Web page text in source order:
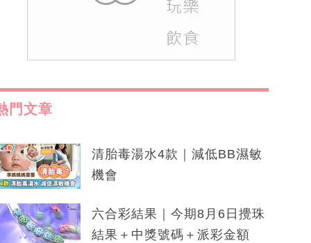
門文章
清胎毒湯水4款｜減低BB濕敏
機會
六合彩結果｜今期8月6日攪珠
結果＋中獎號碼＋派彩金額